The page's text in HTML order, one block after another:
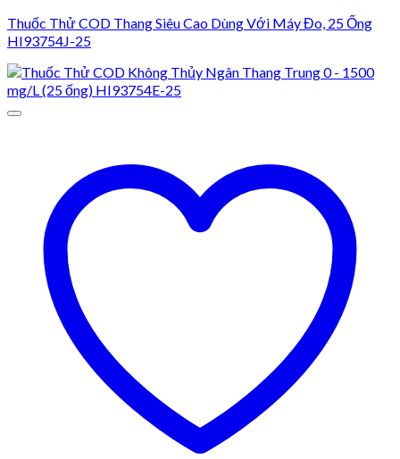
Thuốc Thử COD Thang Siêu Cao Dùng Với Máy Đo, 25 Ống
HI93754J-25